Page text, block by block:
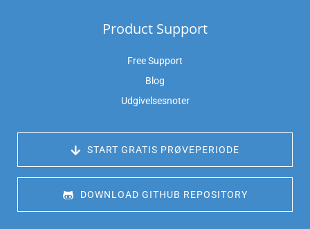
Product Support
Free Support
Blog
Udgivelsesnoter
START GRATIS PRØVEPERIODE
DOWNLOAD GITHUB REPOSITORY